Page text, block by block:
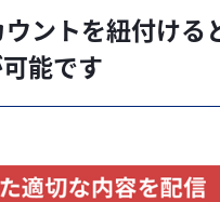
ントを紐付ける
能です